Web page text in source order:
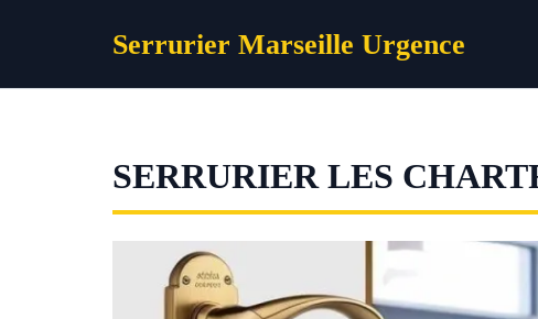
Serrurier Marseille Urgence
SERRURIER LES